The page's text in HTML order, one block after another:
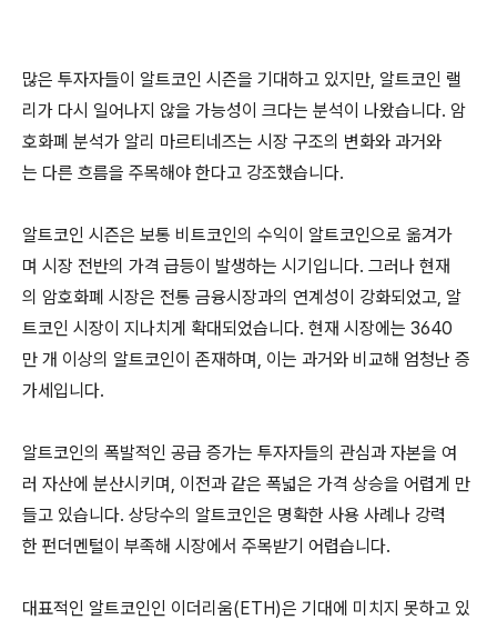
많은 투자자들이 알트코인 시즌을 기대하고 있지만, 알트코인 랠
리가 다시 일어나지 않을 가능성이 크다는 분석이 나왔습니다. 암
호화폐 분석가 알리 마르티네즈는 시장 구조의 변화와 과거와
는 다른 흐름을 주목해야 한다고 강조했습니다.
알트코인 시즌은 보통 비트코인의 수익이 알트코인으로 옮겨가
며 시장 전반의 가격 급등이 발생하는 시기입니다. 그러나 현재
의 암호화폐 시장은 전통 금융시장과의 연계성이 강화되었고, 알
트코인 시장이 지나치게 확대되었습니다. 현재 시장에는 3640
만 개 이상의 알트코인이 존재하며, 이는 과거와 비교해 엄청난 증
가세입니다.
알트코인의 폭발적인 공급 증가는 투자자들의 관심과 자본을 여
러 자산에 분산시키며, 이전과 같은 폭넓은 가격 상승을 어렵게 만
들고 있습니다. 상당수의 알트코인은 명확한 사용 사례나 강력
한 펀더멘털이 부족해 시장에서 주목받기 어렵습니다.
대표적인 알트코인인 이더리움(ETH)은 기대에 미치지 못하고 있